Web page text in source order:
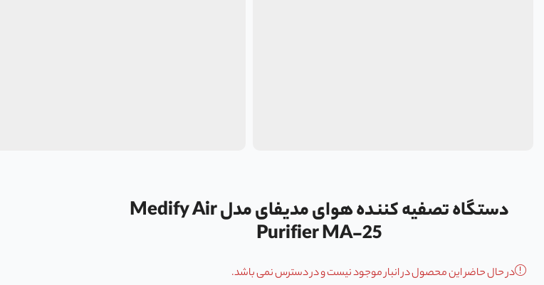
دستگاه تصفیه کننده هوای مدیفای مدل Medify Air
Purifier MA-25
در حال حاضر این محصول در انبار موجود نیست و در دسترس نمی باشد.